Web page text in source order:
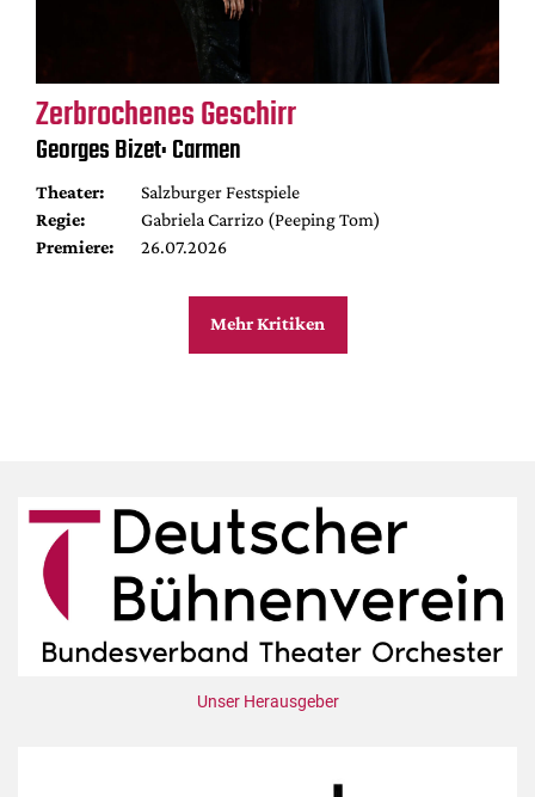
Zerbrochenes Geschirr
Georges Bizet: Carmen
Theater:
Salzburger Festspiele
Regie:
Gabriela Carrizo (Peeping Tom)
Premiere:
26.07.2026
Mehr Kritiken
Unser Herausgeber